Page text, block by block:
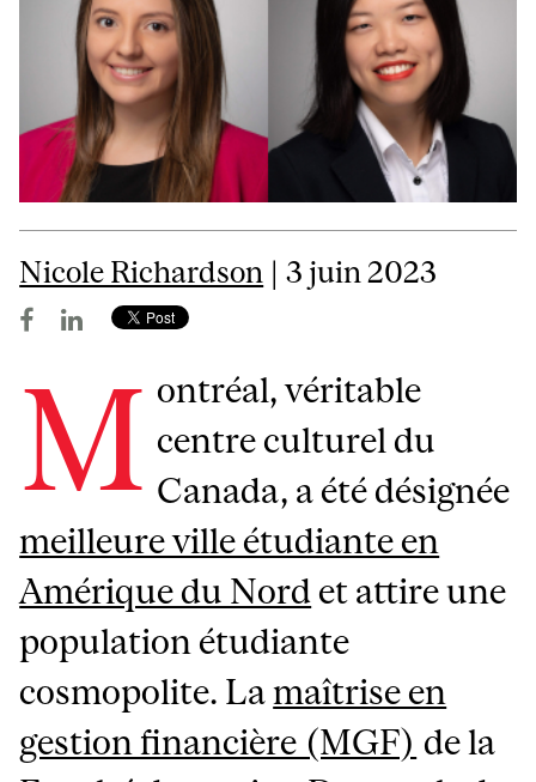
Nicole Richardson | 3 juin 2023
M ontréal, véritable
centre culturel du
Canada, a été désignée
meilleure ville étudiante en
Amérique du Nord et attire une
population étudiante
cosmopolite. Lamaîtrise en
gestion financière (MGF) de la